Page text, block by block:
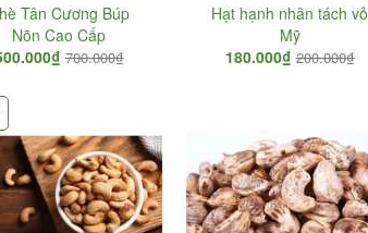
200g
Hạt dẻ cười Mỹ hút
Nho Khô Nguyên
Cành Úc
200.000₫ 250.000₫
Tân Cương Búp
Nõn Cao Cấp
700.000₫
Hạt hạnh nhân tách vỏ
Mỹ
180.000₫ 200.000₫